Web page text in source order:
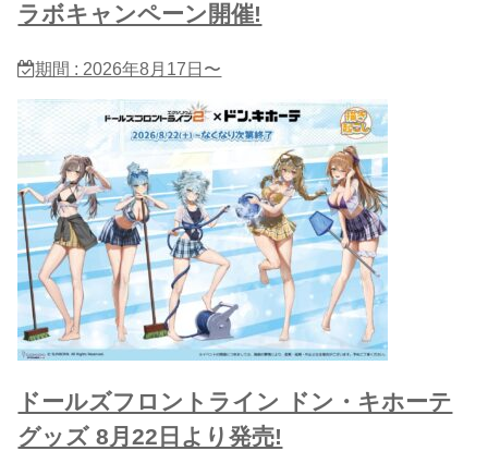
ラボキャンペーン開催!
期間 : 2026年8月17日〜
ドールズフロントライン ドン・キホーテ
グッズ 8月22日より発売!